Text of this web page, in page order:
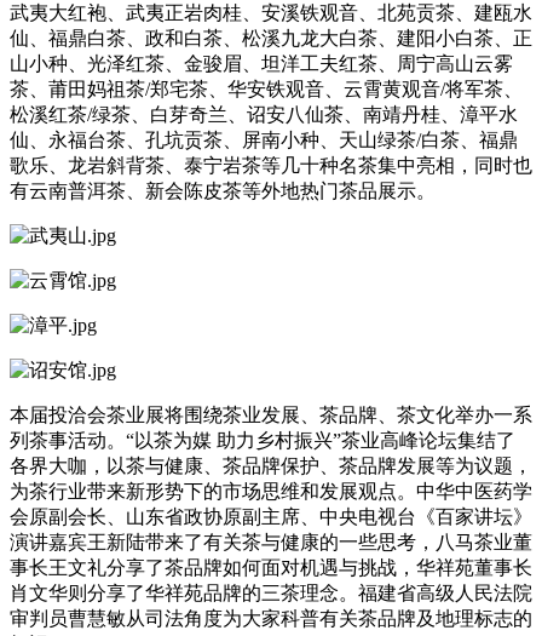
武夷大红袍、武夷正岩肉桂、安溪铁观音、北苑贡茶、建瓯水
仙、福鼎白茶、政和白茶、松溪九龙大白茶、建阳小白茶、正
山小种、光泽红茶、金骏眉、坦洋工夫红茶、周宁高山云雾
茶、莆田妈祖茶/郑宅茶、华安铁观音、云霄黄观音/将军茶、
松溪红茶/绿茶、白芽奇兰、诏安八仙茶、南靖丹桂、漳平水
仙、永福台茶、孔坑贡茶、屏南小种、天山绿茶/白茶、福鼎
歌乐、龙岩斜背茶、泰宁岩茶等几十种名茶集中亮相，同时也
有云南普洱茶、新会陈皮茶等外地热门茶品展示。
本届投洽会茶业展将围绕茶业发展、茶品牌、茶文化举办一系
列茶事活动。“以茶为媒 助力乡村振兴”茶业高峰论坛集结了
各界大咖，以茶与健康、茶品牌保护、茶品牌发展等为议题，
为茶行业带来新形势下的市场思维和发展观点。中华中医药学
会原副会长、山东省政协原副主席、中央电视台《百家讲坛》
演讲嘉宾王新陆带来了有关茶与健康的一些思考，八马茶业董
事长王文礼分享了茶品牌如何面对机遇与挑战，华祥苑董事长
肖文华则分享了华祥苑品牌的三茶理念。福建省高级人民法院
审判员曹慧敏从司法角度为大家科普有关茶品牌及地理标志的